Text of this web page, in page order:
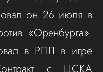
он 26 июля в
«Оренбурга».
в РПЛ в игре
с ЦСКА